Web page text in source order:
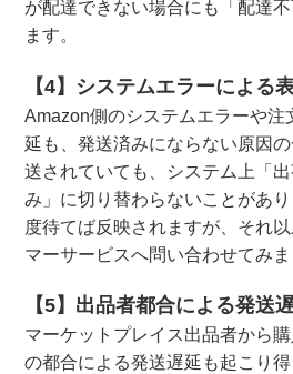
が配達できない場合にも「配達
ます。
【4】システムエラーによる
Amazon側のシステムエラーや注
延も、発送済みにならない原因
送されていても、システム上「
み」に切り替わらないことがあ
度待てば反映されますが、それ
マーサービスへ問い合わせてみま
【5】出品者都合による発送
マーケットプレイス出品者から
の都合による発送遅延も起こり